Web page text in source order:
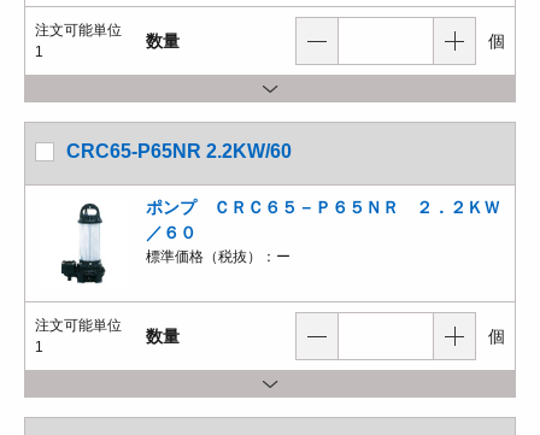
注文可能単位
1
数量 個
CRC65-P65NR 2.2KW/60
ポンプ ＣＲＣ６５－Ｐ６５ＮＲ ２．２ＫＷ
／６０
標準価格（税抜）： ー
注文可能単位
1
数量 個